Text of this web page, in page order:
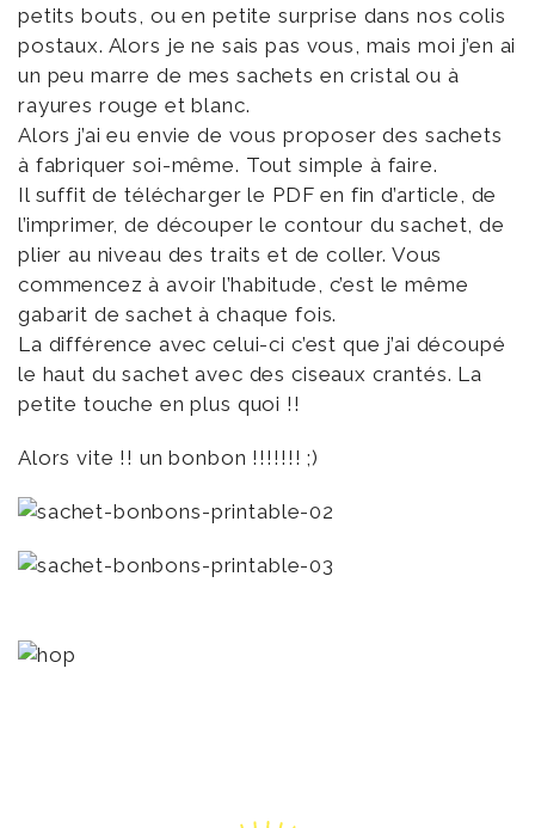
petits bouts, ou en petite surprise dans nos colis
postaux. Alors je ne sais pas vous, mais moi j’en ai
un peu marre de mes sachets en cristal ou à
rayures rouge et blanc.
Alors j’ai eu envie de vous proposer des sachets
à fabriquer soi-même. Tout simple à faire.
Il suffit de télécharger le PDF en fin d’article, de
l’imprimer, de découper le contour du sachet, de
plier au niveau des traits et de coller. Vous
commencez à avoir l’habitude, c’est le même
gabarit de sachet à chaque fois.
La différence avec celui-ci c’est que j’ai découpé
le haut du sachet avec des ciseaux crantés. La
petite touche en plus quoi !!
Alors vite !! un bonbon !!!!!!! ;)